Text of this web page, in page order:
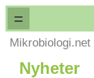
=
Mikrobiologi.net
Nyheter